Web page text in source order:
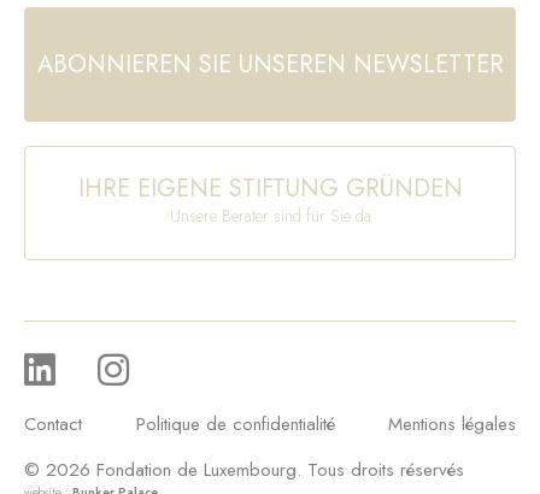
ABONNIEREN SIE UNSEREN NEWSLETTER
IHRE EIGENE STIFTUNG GRÜNDEN
Unsere Berater sind für Sie da
Contact Politique de confidentialité
Mentions légales
© 2026 Fondation de Luxembourg. Tous droits réservés